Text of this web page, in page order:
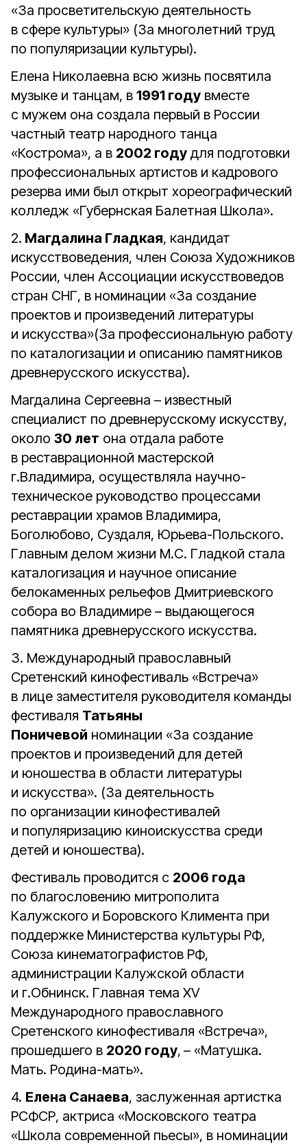
«За просветительскую деятельность
в сфере культуры» (За многолетний труд
по популяризации культуры).
Елена Николаевна всю жизнь посвятила
музыке и танцам, в 1991 году вместе
с мужем она создала первый в России
частный театр народного танца
«Кострома», а в 2002 году для подготовки
профессиональных артистов и кадрового
резерва ими был открыт хореографический
колледж «Губернская Балетная Школа».
2. Магдалина Гладкая, кандидат
искусствоведения, член Союза Художников
России, член Ассоциации искусствоведов
стран СНГ, в номинации «За создание
проектов и произведений литературы
и искусства»(За профессиональную работу
по каталогизации и описанию памятников
древнерусского искусства).
Магдалина Сергеевна – известный
специалист по древнерусскому искусству,
около 30 лет она отдала работе
в реставрационной мастерской
г.Владимира, осуществляла научно-
техническое руководство процессами
реставрации храмов Владимира,
Боголюбово, Суздаля, Юрьева-Польского.
Главным делом жизни М.С. Гладкой стала
каталогизация и научное описание
белокаменных рельефов Дмитриевского
собора во Владимире – выдающегося
памятника древнерусского искусства.
3. Международный православный
Сретенский кинофестиваль «Встреча»
в лице заместителя руководителя команды
фестиваля Татьяны
Поничевой номинации «За создание
проектов и произведений для детей
и юношества в области литературы
и искусства». (За деятельность
по организации кинофестивалей
и популяризацию киноискусства среди
детей и юношества).
Фестиваль проводится с 2006 года
по благословению митрополита
Калужского и Боровского Климента при
поддержке Министерства культуры РФ,
Союза кинематографистов РФ,
администрации Калужской области
и г.Обнинск. Главная тема XV
Международного православного
Сретенского кинофестиваля «Встреча»,
прошедшего в 2020 году, – «Матушка.
Мать. Родина-мать».
4. Елена Санаева, заслуженная артистка
РСФСР, актриса «Московского театра
«Школа современной пьесы», в номинации